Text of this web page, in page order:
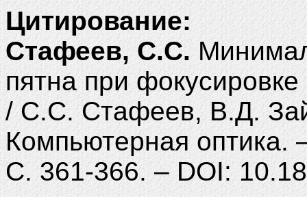
Цитирование:
Стафеев, С.С.
пятна при фокусировке
/ С.С. Стафеев, В.Д.
Компьютерная
С. 361-366. – DOI: